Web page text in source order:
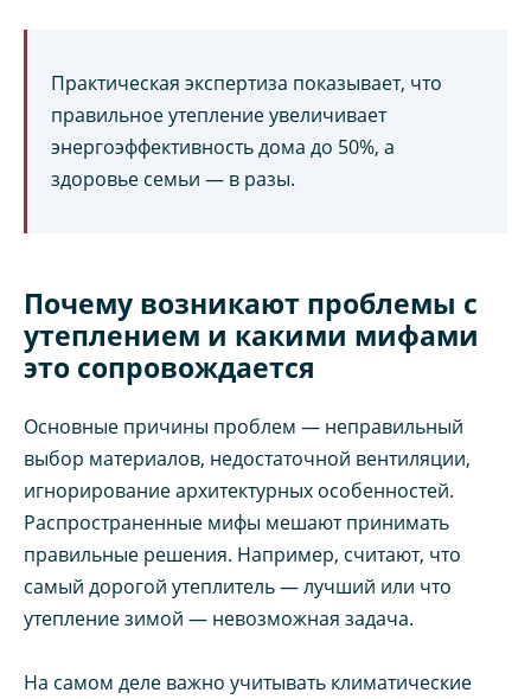
Практическая экспертиза показывает, что
правильное утепление увеличивает
энергоэффективность дома до 50%, а
здоровье семьи — в разы.
Почему возникают проблемы с
утеплением и какими мифами
это сопровождается
Основные причины проблем — неправильный
выбор материалов, недостаточной вентиляции,
игнорирование архитектурных особенностей.
Распространенные мифы мешают принимать
правильные решения. Например, считают, что
самый дорогой утеплитель — лучший или что
утепление зимой — невозможная задача.
На самом деле важно учитывать климатические